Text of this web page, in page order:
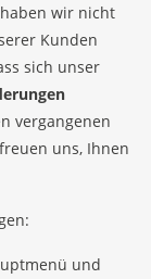
haben wir nicht
Kunden
sich unser
vergangenen
uns, Ihnen
und